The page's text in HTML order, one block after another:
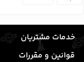
خدمات مشتریان
قوانین و مقررات